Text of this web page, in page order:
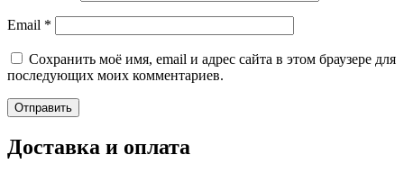
Email *
Сохранить моё имя, email и адрес сайта в этом браузере для
последующих моих комментариев.
Доставка и оплата